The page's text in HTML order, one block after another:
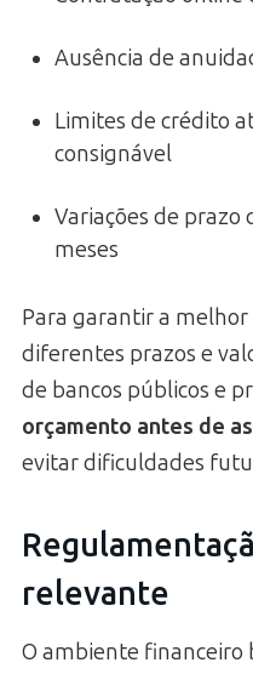
Ausência de
Limites de crédito
consignável
Variações de prazo
meses
Para garantir a melhor
diferentes prazos e
de bancos públicos e
orçamento antes de
evitar dificuldades
relevante
O ambiente financeiro